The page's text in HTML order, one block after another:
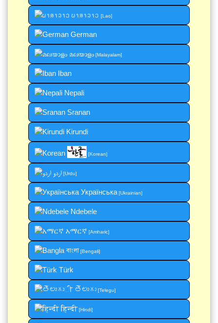
ພາສາລາວ [Lao]
German
മലയാളം[Malayalam]
Iban
Nepali
Sranan
Kirundi
[Korean]
اردو[Urdu]
Українська[Ukrainian]
Ndebele
አማርኛ [Amharic]
বাংলা [Bengali]
Türk
తెలుగు[Telegu]
हिन्दी [Hindi]